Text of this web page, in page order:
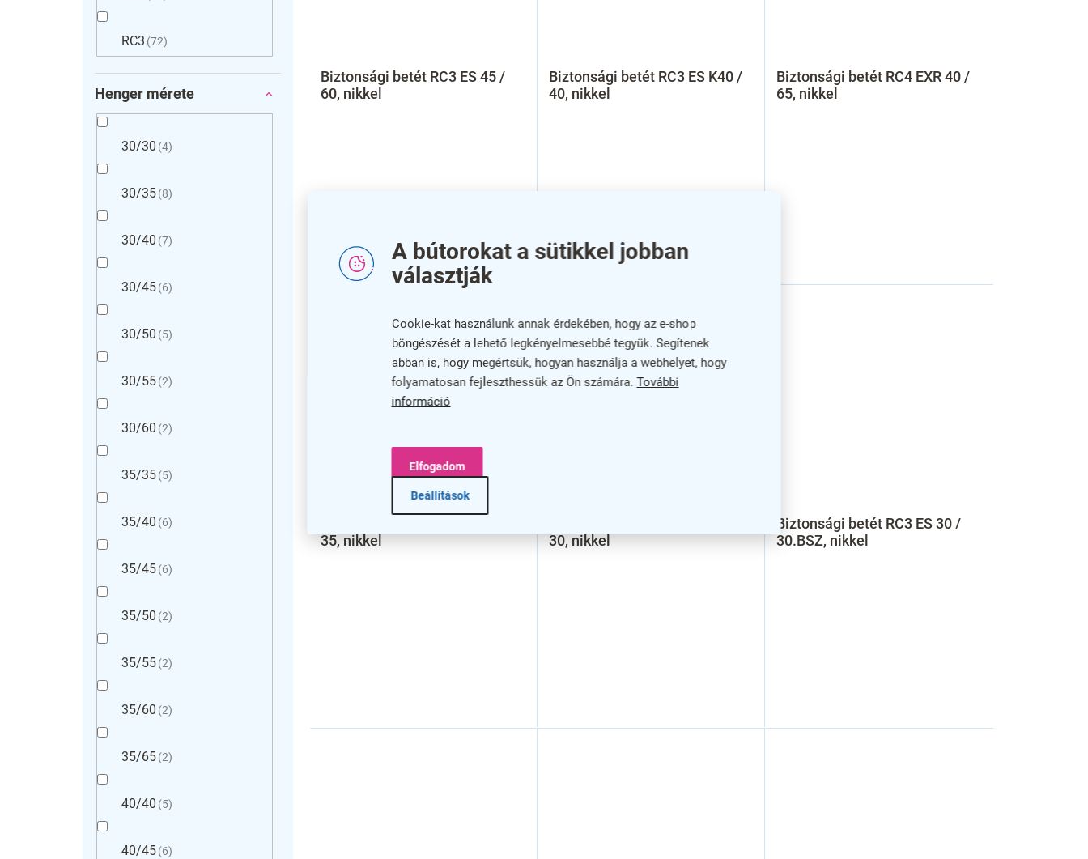
A bútorokat a sütikkel jobban
választják
Cookie-kat használunk annak érdekében, hogy az e-shop
böngészését a lehető legkényelmesebbé tegyük. Segítenek
abban is, hogy megértsük, hogyan használja a webhelyet, hogy
folyamatosan fejleszthessük az Ön számára.További
információ
Beállítások
Elfogadom
RC3 72
Henger mérete
30/30 4
30/35 8
30/40 7
30/45 6
30/50 5
30/55 2
30/60 2
35/35 5
35/40 6
35/45 6
35/50 2
35/55 2
35/60 2
35/65 2
40/40 5
40/45 6
Biztonsági betét RC3 ES 45 /
60, nikkel
Biztonsági betét RC3 ES K40 /
40, nikkel
Biztonsági betét RC4 EXR 40 /
65, nikkel
–35 %
35, nikkel
30, nikkel
Biztonsági betét RC3 ES 30 /
30.BSZ, nikkel